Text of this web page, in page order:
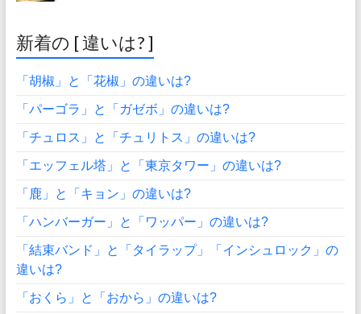
新着の [ 違いは? ]
「胡椒」と「花椒」の違いは?
「パーゴラ」と「ガゼボ」の違いは?
「チュロス」と「チュリトス」の違いは?
「エッフェル塔」と「東京タワー」の違いは?
「鹿」と「キョン」の違いは?
「ハンバーガー」と「ワッパー」の違いは?
「結束バンド」と「タイラップ」「インシュロック」の
違いは?
「おくら」と「おから」の違いは?